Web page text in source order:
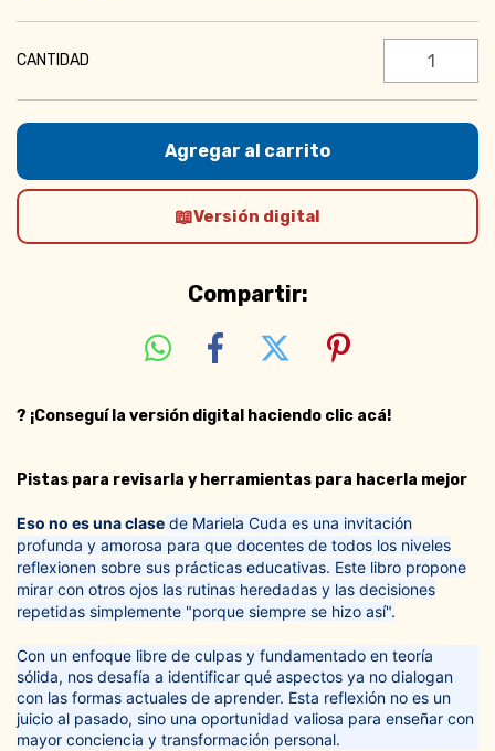
CANTIDAD
Versión digital
Compartir:
? ¡Conseguí la versión digital haciendo clic acá!
Pistas para revisarla y herramientas para hacerla mejor
Eso no es una clase de Mariela Cuda es una invitación
profunda y amorosa para que docentes de todos los niveles
reflexionen sobre sus prácticas educativas. Este libro propone
mirar con otros ojos las rutinas heredadas y las decisiones
repetidas simplemente "porque siempre se hizo así".
Con un enfoque libre de culpas y fundamentado en teoría
sólida, nos desafía a identificar qué aspectos ya no dialogan
con las formas actuales de aprender. Esta reflexión no es un
juicio al pasado, sino una oportunidad valiosa para enseñar con
mayor conciencia y transformación personal.